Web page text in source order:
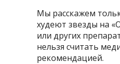
Мы расскажем
худеют звезды на
или других
нельзя считать
рекомендацией.